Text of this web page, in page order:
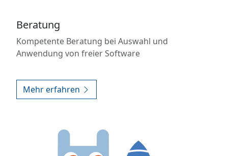
Beratung
Kompetente Beratung bei Auswahl und
Anwendung von freier Software
Mehr erfahren